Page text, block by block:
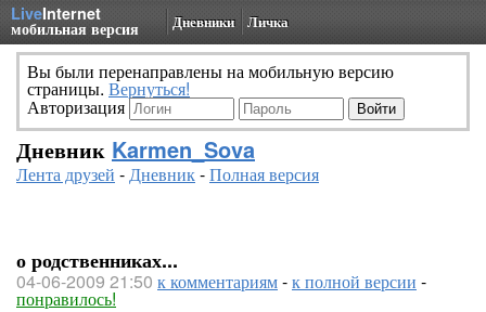
LiveInternet
мобильная версия Дневники Личка
Вы были перенаправлены на мобильную версию
страницы. Вернуться!
Авторизация
Дневник Karmen_Sova
Лента друзей -Дневник-Полная версия
о родственниках...
04-06-2009 21:50 к комментариям-к полной версии -
понравилось!